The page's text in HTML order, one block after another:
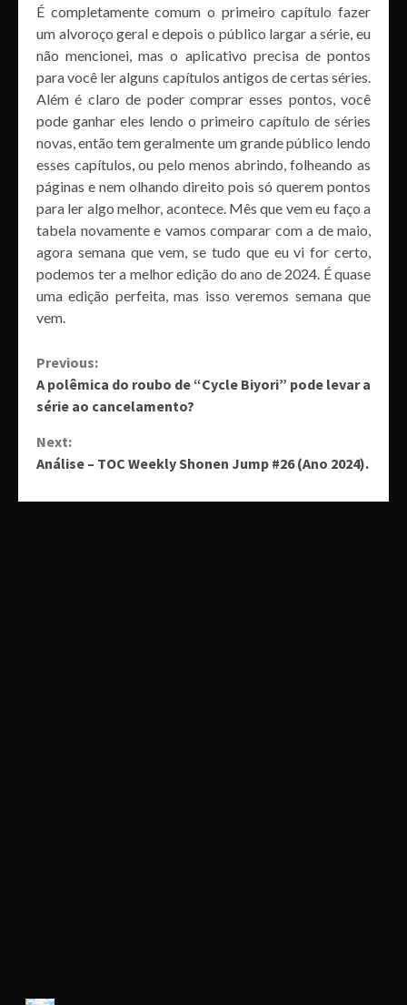
É completamente comum o primeiro capítulo fazer
um alvoroço geral e depois o público largar a série, eu
não mencionei, mas o aplicativo precisa de pontos
para você ler alguns capítulos antigos de certas séries.
Além é claro de poder comprar esses pontos, você
pode ganhar eles lendo o primeiro capítulo de séries
novas, então tem geralmente um grande público lendo
esses capítulos, ou pelo menos abrindo, folheando as
páginas e nem olhando direito pois só querem pontos
para ler algo melhor, acontece. Mês que vem eu faço a
tabela novamente e vamos comparar com a de maio,
agora semana que vem, se tudo que eu vi for certo,
podemos ter a melhor edição do ano de 2024. É quase
uma edição perfeita, mas isso veremos semana que
vem.
Continue
Reading
Previous:
A polêmica do roubo de “Cycle Biyori” pode levar a
série ao cancelamento?
Next:
Análise – TOC Weekly Shonen Jump #26 (Ano 2024).